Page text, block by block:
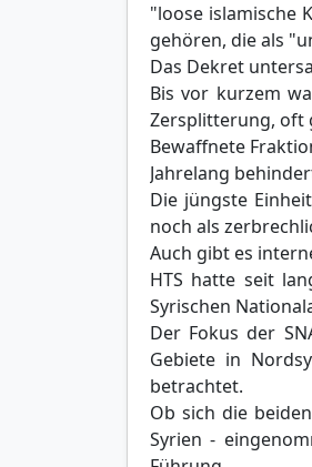
"loose islamische
gehören, die als
Das Dekret
Bis vor kurzem
Zersplitterung, oft
Bewaffnete
Jahrelang
Die jüngste
noch als
Auch gibt es
HTS hatte seit
Syrischen
Der Fokus der
Gebiete in
betrachtet.
Ob sich die
Syrien -